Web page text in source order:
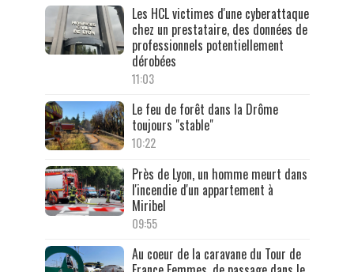
Les HCL victimes d'une cyberattaque
chez un prestataire, des données de
professionnels potentiellement
dérobées
11:03
Le feu de forêt dans la Drôme
toujours "stable"
10:22
Près de Lyon, un homme meurt dans
l'incendie d'un appartement à
Miribel
09:55
Au coeur de la caravane du Tour de